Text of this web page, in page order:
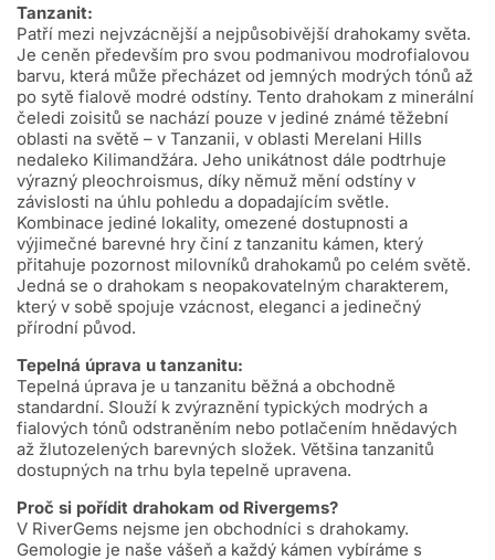
Tanzanit:
Patří mezi nejvzácnější a nejpůsobivější drahokamy světa.
Je ceněn především pro svou podmanivou modrofialovou
barvu, která může přecházet od jemných modrých tónů až
po sytě fialově modré odstíny. Tento drahokam z minerální
čeledi zoisitů se nachází pouze v jediné známé těžební
oblasti na světě – v Tanzanii, v oblasti Merelani Hills
nedaleko Kilimandžára. Jeho unikátnost dále podtrhuje
výrazný pleochroismus, díky němuž mění odstíny v
závislosti na úhlu pohledu a dopadajícím světle.
Kombinace jediné lokality, omezené dostupnosti a
výjimečné barevné hry činí z tanzanitu kámen, který
přitahuje pozornost milovníků drahokamů po celém světě.
Jedná se o drahokam s neopakovatelným charakterem,
který v sobě spojuje vzácnost, eleganci a jedinečný
přírodní původ.
Tepelná úprava u tanzanitu:
Tepelná úprava je u tanzanitu běžná a obchodně
standardní. Slouží k zvýraznění typických modrých a
fialových tónů odstraněním nebo potlačením hnědavých
až žlutozelených barevných složek. Většina tanzanitů
dostupných na trhu byla tepelně upravena.
Proč si pořídit drahokam od Rivergems?
V RiverGems nejsme jen obchodníci s drahokamy.
Gemologie je naše vášeň a každý kámen vybíráme s